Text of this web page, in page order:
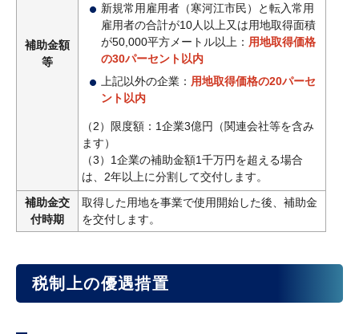
補助金額
等
新規常用雇用者（寒河江市民）と転入常用
雇用者の合計が10人以上又は用地取得面積
が50,000平方メートル以上： 用地取得価格
の30パーセント以内
上記以外の企業： 用地取得価格の20パーセ
ント以内
（2）限度額：1企業3億円（関連会社等を含み
ます）
（3）1企業の補助金額1千万円を超える場合
は、2年以上に分割して交付します。
補助金交
付時期
取得した用地を事業で使用開始した後、補助金
を交付します。
税制上の優遇措置